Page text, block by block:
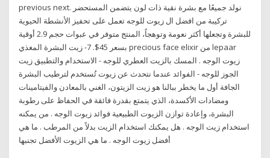
previous next. نولد جميعًا مع بشرة نقية ذات لون يتضمن المستحضر
تركيبة من افضل ال زيوت للوجه تعمل على تحفيز الأنشطة الحيوية
للبشرة وتجعلها أكثر نعومة وتوهجاً، المنتج متوفر في عبوات حجم 2.9 أوقية
بسعر 45$. 7- زيت البشرة المغذي precious face elixir من lepaar
زيوت الوجه . المسك بالزيت العطري للوجه - الاستخدام والتطبيق زيت
الجوز للوجه - الفوائد عندما نتحدث عن زيوت تُستخدم لترطيب البشرة
الجافة أول ما يخطر ببالنا هو زيت الزيتون، الغني بالمعادن والفيتامينات
ومضادات الأكسدة، الذي يتمتع بقدرة فائقة في الحفاظ على رطوبة
البشرة، وإعادة توازن الزيوت الطبيعية فوائد زيوت الوجه . من يمكنه
استخدام زيت الوجه . هل يمكنك استخدام الزيت بدلاً من المرطب . ما هي
أفضل زيوت الوجه . ما هي الزيوت الأفضل تجنبها